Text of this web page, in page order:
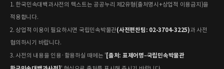
1. 한국민속대백과사전의 텍스트는 공공누리 제2유형(출처명시+상업적 이용금지)을
적용합니다.
2. 상업적 이용이 필요하시면 국립민속박물관(사전편찬팀: 02-3704-3225)과 사전
협의하시기 바랍니다.
3. 사전의 내용을 인용·활용하실 때에는 ' [출처: 표제어명–국립민속박물관